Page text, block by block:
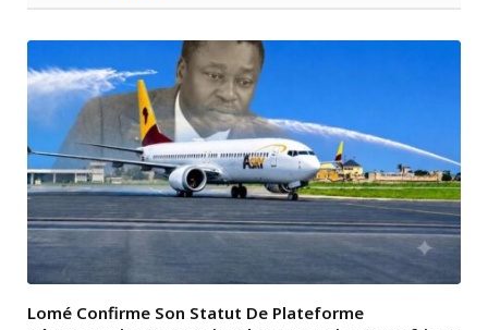
Lomé Confirme Son Statut De Plateforme